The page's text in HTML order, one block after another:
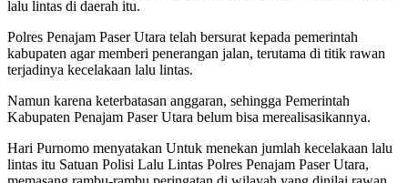
lalu lintas di daerah itu.
Polres Penajam Paser Utara telah bersurat kepada pemerintah
kabupaten agar memberi penerangan jalan, terutama di titik rawan
terjadinya kecelakaan lalu lintas.
Namun karena keterbatasan anggaran, sehingga Pemerintah
Kabupaten Penajam Paser Utara belum bisa merealisasikannya.
Hari Purnomo menyatakan Untuk menekan jumlah kecelakaan lalu
lintas itu Satuan Polisi Lalu Lintas Polres Penajam Paser Utara,